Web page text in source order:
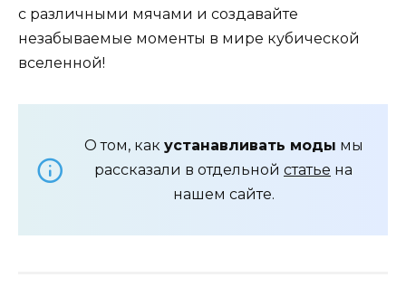
с различными мячами и создавайте
незабываемые моменты в мире кубической
вселенной!
О том, как устанавливать моды мы
рассказали в отдельной статье на
нашем сайте.